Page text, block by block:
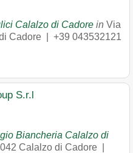
Calalzo di Cadore in Via
Cadore +39 043532121
S.r.l
Biancheria Calalzo di
Calalzo di Cadore